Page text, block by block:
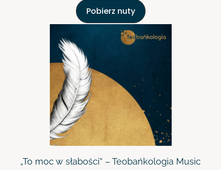
Pobierz nuty
„To moc w słabości” – Teobańkologia Music